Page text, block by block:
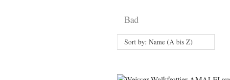
Bad
Sort by: Name (A bis Z)